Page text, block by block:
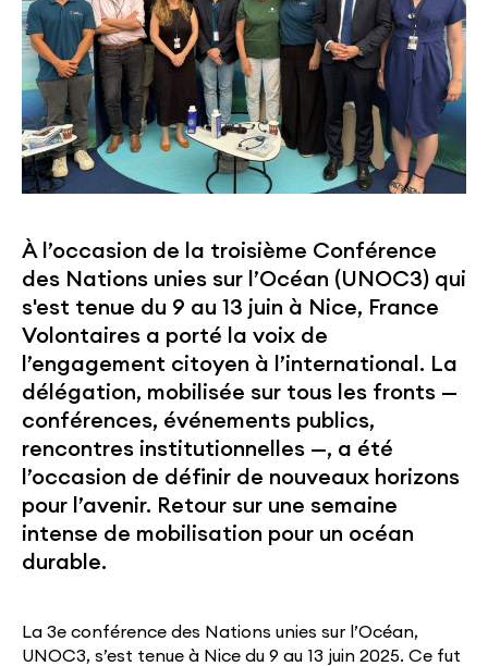
À l’occasion de la troisième Conférence
des Nations unies sur l’Océan (UNOC3) qui
s'est tenue du 9 au 13 juin à Nice, France
Volontaires a porté la voix de
l’engagement citoyen à l’international. La
délégation, mobilisée sur tous les fronts —
conférences, événements publics,
rencontres institutionnelles —, a été
l’occasion de définir de nouveaux horizons
pour l’avenir. Retour sur une semaine
intense de mobilisation pour un océan
durable.
La 3e conférence des Nations unies sur l’Océan,
UNOC3, s’est tenue à Nice du 9 au 13 juin 2025. Ce fut